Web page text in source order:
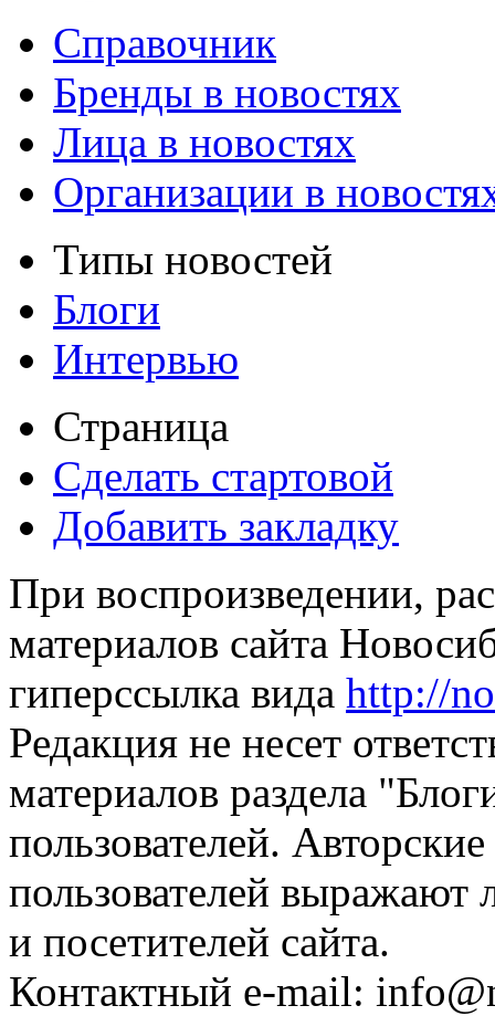
Справочник
Бренды в новостях
Лица в новостях
Организации в
Типы новостей
Блоги
Интервью
Страница
Сделать стартовой
Добавить закладку
При воспроизведении,
материалов сайта
гиперссылка вида http://
Редакция не несет
материалов раздела
пользователей.
пользователей выражают
и посетителей сайта.
Контактный e-mail: